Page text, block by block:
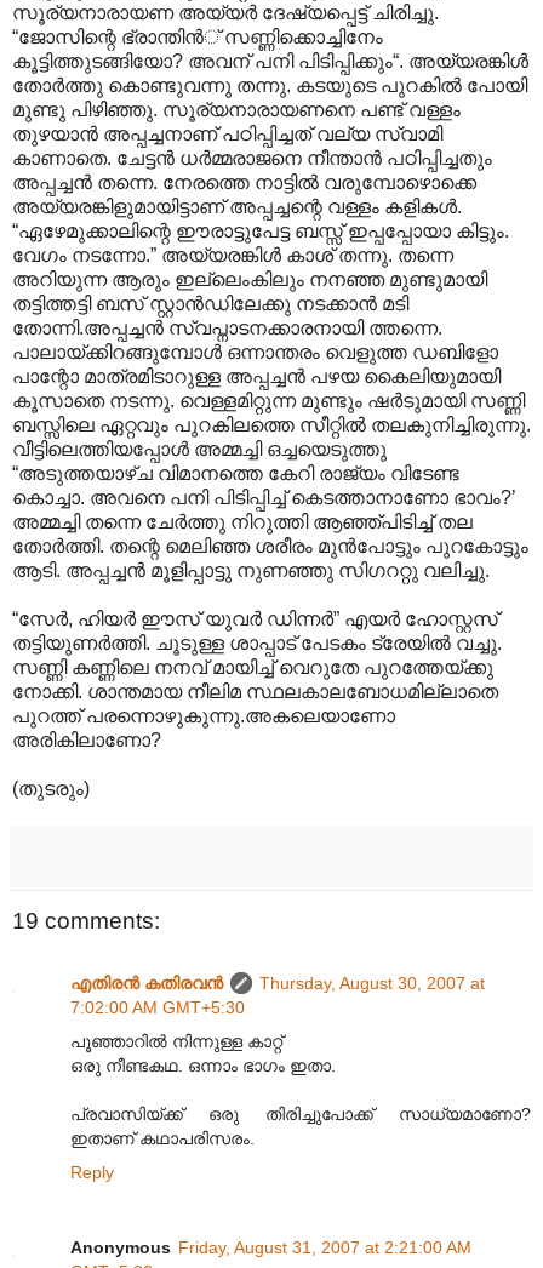
സൂര്യനാരായണ അയ്യര്‍ ദേഷ്യപ്പെട്ട് ചിരിച്ചു.
“ജോസിന്റെ ഭ്രാന്തിന്‍് സണ്ണിക്കൊച്ചിനേം
കൂട്ടിത്തുടങ്ങിയോ? അവന് പനി പിടിപ്പിക്കും“. അയ്യരങ്കിള്‍
തോര്‍ത്തു കൊണ്ടുവന്നു തന്നു. കടയുടെ പുറകില്‍ പോയി
മുണ്ടു പിഴിഞ്ഞു. സൂര്യനാരായണനെ പണ്ട് വള്ളം
തുഴയാന്‍ അപ്പച്ചനാണ് പഠിപ്പിച്ചത് വല്യ സ്വാമി
കാണാതെ. ചേട്ടന്‍ ധര്‍മ്മരാജനെ നീന്താന്‍ പഠിപ്പിച്ചതും
അപ്പച്ചന്‍ തന്നെ. നേരത്തെ നാട്ടില്‍ വരുമ്പോഴൊക്കെ
അയ്യരങ്കിളുമായിട്ടാണ‍് അപ്പച്ചന്റെ വള്ളം കളികള്‍.
“ഏഴേമുക്കാലിന്റെ ഈരാട്ടുപേട്ട ബസ്സ് ഇപ്പപ്പോയാ കിട്ടും.
വേഗം നടന്നോ.” അയ്യരങ്കിള്‍ കാശ് തന്നു. തന്നെ
അറിയുന്ന ആരും ഇല്ലെംകിലും നനഞ്ഞ മുണ്ടുമായി
തട്ടിത്തട്ടി ബസ് സ്റ്റാന്‍ഡിലേക്കു നടക്കാന്‍ മടി
തോന്നി.അപ്പച്ചന്‍ സ്വപ്നാടനക്കാരനായി ത്തന്നെ.
പാലായ്ക്കിറങ്ങുമ്പോള്‍ ഒന്നാന്തരം വെളുത്ത ഡബിളോ
പാന്റോ മാത്രമിടാറുള്ള അപ്പച്ചന്‍ പഴയ കൈലിയുമായി
കൂസാതെ നടന്നു. വെള്ളമിറ്റുന്ന മുണ്ടും ഷര്‍ടുമായി സണ്ണി
ബസ്സിലെ ഏറ്റവും പുറകിലത്തെ സീറ്റില്‍ തലകുനിച്ചിരുന്നു.
വീട്ടിലെത്തിയപ്പോള്‍ അമ്മച്ചി ഒച്ചയെടുത്തു
“അടുത്തയാഴ്ച വിമാനത്തെ കേറി രാജ്യം വിടേണ്ട
കൊച്ചാ. അവനെ പനി പിടിപ്പിച്ച് കെടത്താനാണോ ഭാവം?’
അമ്മച്ചി തന്നെ ചേര്‍ത്തു നിറുത്തി ആഞ്ഞ്പിടിച്ച് തല
തോര്‍ത്തി. തന്റെ മെലിഞ്ഞ ശരീരം മുന്‍പോട്ടും പുറകോട്ടും
ആടി. അപ്പച്ചന്‍ മൂളിപ്പാട്ടു നുണഞ്ഞു സിഗററ്റു വലി‍ച്ചു.
“സേര്‍, ഹിയര്‍ ഈസ് യുവര്‍‍ ഡിന്നര്‍‍” എയര്‍ ഹോസ്റ്റസ്
തട്ടിയുണര്‍ത്തി. ചൂടുള്ള ശാപ്പാട് പേടകം ട്രേയില്‍ വച്ചു.
സണ്ണി കണ്ണിലെ നനവ് മായിച്ച് വെറുതേ പുറത്തേയ്ക്കു
നോക്കി. ശാന്തമായ നീലിമ സ്ഥലകാലബോധമില്ലാതെ
പുറത്ത് പരന്നൊഴുകുന്നു.അകലെയാണോ
അരികിലാണോ?
(തുടരും)
19 comments:
എതിരന്‍ കതിരവന്‍
Thursday, August 30, 2007 at
7:02:00 AM GMT+5:30
പൂഞ്ഞാറില്‍ നിന്നുള്ള കാറ്റ്
ഒരു നീണ്ടകഥ. ഒന്നാം ഭാഗം ഇതാ.
പ്രവാസിയ്ക്ക് ഒരു തിരിച്ചുപോക്ക് സാധ്യമാണോ?
ഇതാണ് കഥാപരിസരം.
Reply
Anonymous Friday, August 31, 2007 at 2:21:00 AM